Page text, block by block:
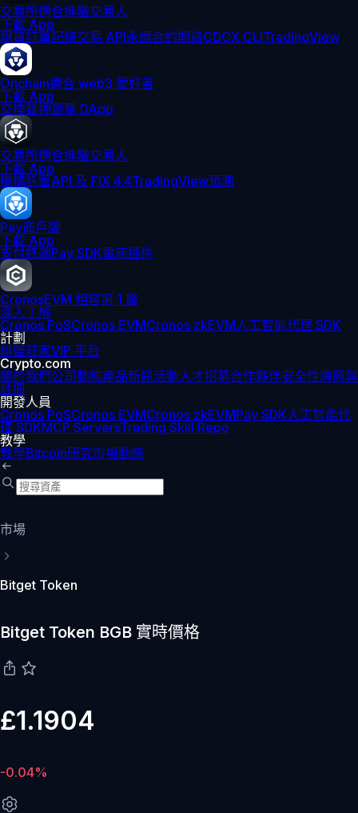
交易所適合進階交易人
下載 App
現貨訂單記錄交易 API永續合約期貨CDCX CLITradingView
Onchain適合 web3 愛好者
下載 App
交換質押瀏覽 DApp
交易所適合進階交易人
下載 App
機構託管API 及 FIX 4.4TradingView預測
Pay商戶版
下載 App
支付終端Pay SDK電商插件
CronosEVM 相容第 1 層
深入了解
Cronos PoSCronos EVMCronos zkEVM人工智能代理 SDK
計劃
聯盟莊家VIP 平台
Crypto.com
關於我們公司動態產品新訊活動人才招募合作夥伴安全性牌照與
註冊
開發人員
Cronos PoSCronos EVMCronos zkEVMPay SDK人工智能代
理 SDKMCP ServersTrading Skill Repo
教學
教學Bitcoin研究市場動態
市場
Bitget Token
Bitget Token BGB 實時價格
£1.1904
-0.04%